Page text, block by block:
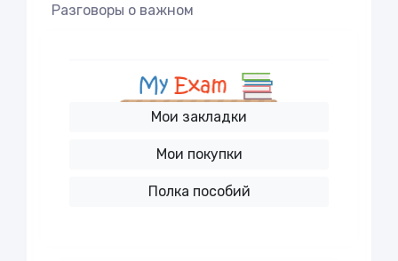
Разговоры о важном
Мои закладки
Мои покупки
Полка пособий